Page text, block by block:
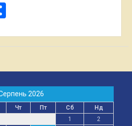
Поділитися
2026
Чт Пт Сб
Нд
1
2